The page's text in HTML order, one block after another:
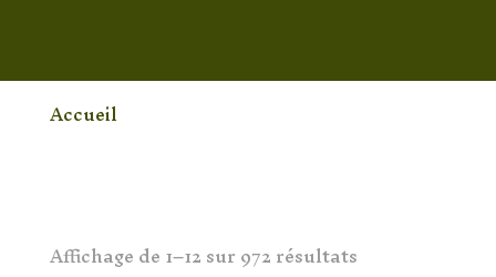
Accueil
Affichage de 1–12 sur 972 résultats